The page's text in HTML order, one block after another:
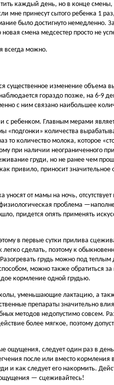
каждый день, но в конце
мне принесут сытого ребенка 1
было достигнуто немедленно.
смена медсестер просто не
всегда можно.
существенное изменение объема
гораздо позже, на 6-9
с ним связано наибольшее
ребенком. Главным мерами
количества
то количество молока, которое
при наличии неограниченного
груди, но не ранее чем
привило, приносит
от мамы на ночь,
проблема
придется опять применять
в первые сутки прилива
сделать, поэтому к
грудь можно под
можно также обратиться
кормление одной грудью.
уменьшающие лактацию, а
препараты значительно
методов недопустимо совсем.
более мягкое, поэтому
ощущения, следует один раз в
после или вместо
и как следует его накормить.
ощущения — сцеживайтесь!